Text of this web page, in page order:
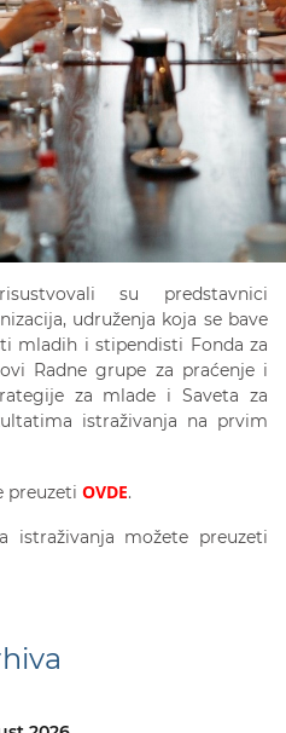
su predstavnici
udruženja koja se bave
mladih i stipendisti Fonda za
Radne grupe za praćenje i
za mlade i Saveta za
istraživanja na prvim
preuzeti OVDE.
istraživanja možete preuzeti